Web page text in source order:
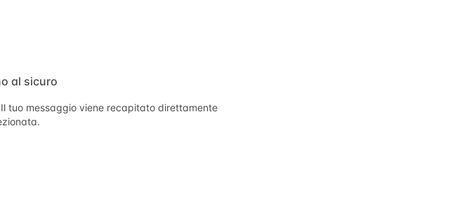
al sicuro
tuo messaggio viene recapitato direttamente